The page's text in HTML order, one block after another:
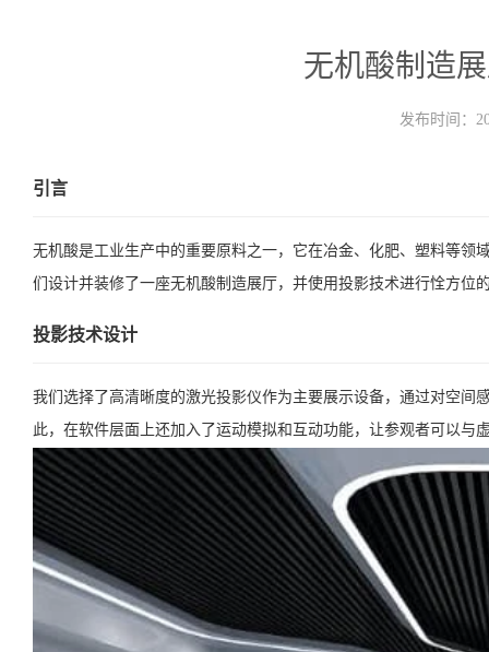
无机酸制造
发布时间：
引言
无机酸是工业生产中的重要原料之一，它在冶金、化肥、塑料等
们设计并装修了一座无机酸制造展厅，并使用投影技术进行恮方位
投影技术设计
我们选择了高清晰度的激光投影仪作为主要展示设备，通过对空
此，在软件层面上还加入了运动模拟和互动功能，让参观者可以与